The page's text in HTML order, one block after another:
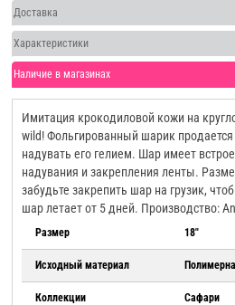
Доставка
Характеристики
Наличие в магазинах
Имитация крокодиловой кожи на
wild! Фольгированный шарик
надувать его гелием. Шар имеет
надувания и закрепления ленты.
забудьте закрепить шар на грузик,
шар летает от 5 дней. Производство:
Размер 18"
Исходный материал
Коллекции Сафари